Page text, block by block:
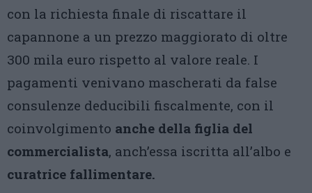
con la richiesta finale di riscattare il
capannone a un prezzo maggiorato di oltre
300 mila euro rispetto al valore reale. I
pagamenti venivano mascherati da false
consulenze deducibili fiscalmente, con il
coinvolgimento anche della figlia del
commercialista, anch’essa iscritta all’albo e
curatrice fallimentare.